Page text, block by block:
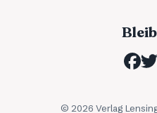
© 2026 Verlag